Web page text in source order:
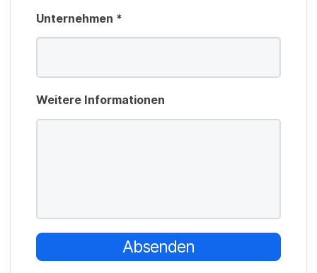
Unternehmen *
Weitere Informationen
Absenden